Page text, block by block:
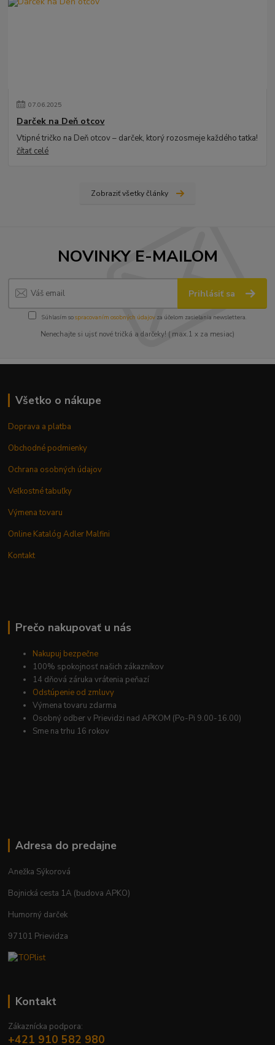
07.06.2025
Darček na Deň otcov
Vtipné tričko na Deň otcov – darček, ktorý rozosmeje každého tatka!
čítať celé
Zobraziť všetky články
NOVINKY E-MAILOM
Prihlásiť sa
Súhlasím sospracovaním osobných údajov za účelom zasielania newslettera.
Nenechajte si ujsť nové tričká a darčeky! ( max.1 x za mesiac)
Všetko o nákupe
Doprava a platba
Obchodné podmienky
Ochrana osobných údajov
Veľkostné tabuľky
Výmena tovaru
Online Katalóg Adler Malfini
Kontakt
Prečo nakupovať u nás
Nakupuj bezpečne
100% spokojnosť našich zákazníkov
14 dňová záruka vrátenia peňazí
Odstúpenie od zmluvy
Výmena tovaru zdarma
Osobný odber v Prievidzi nad APKOM (Po-Pi 9.00-16.00)
Sme na trhu 16 rokov
Adresa do predajne
Anežka Sýkorová
Bojnická cesta 1A (budova APKO)
Humorný darček
97101 Prievidza
Kontakt
Zákaznícka podpora:
+421 910 582 980